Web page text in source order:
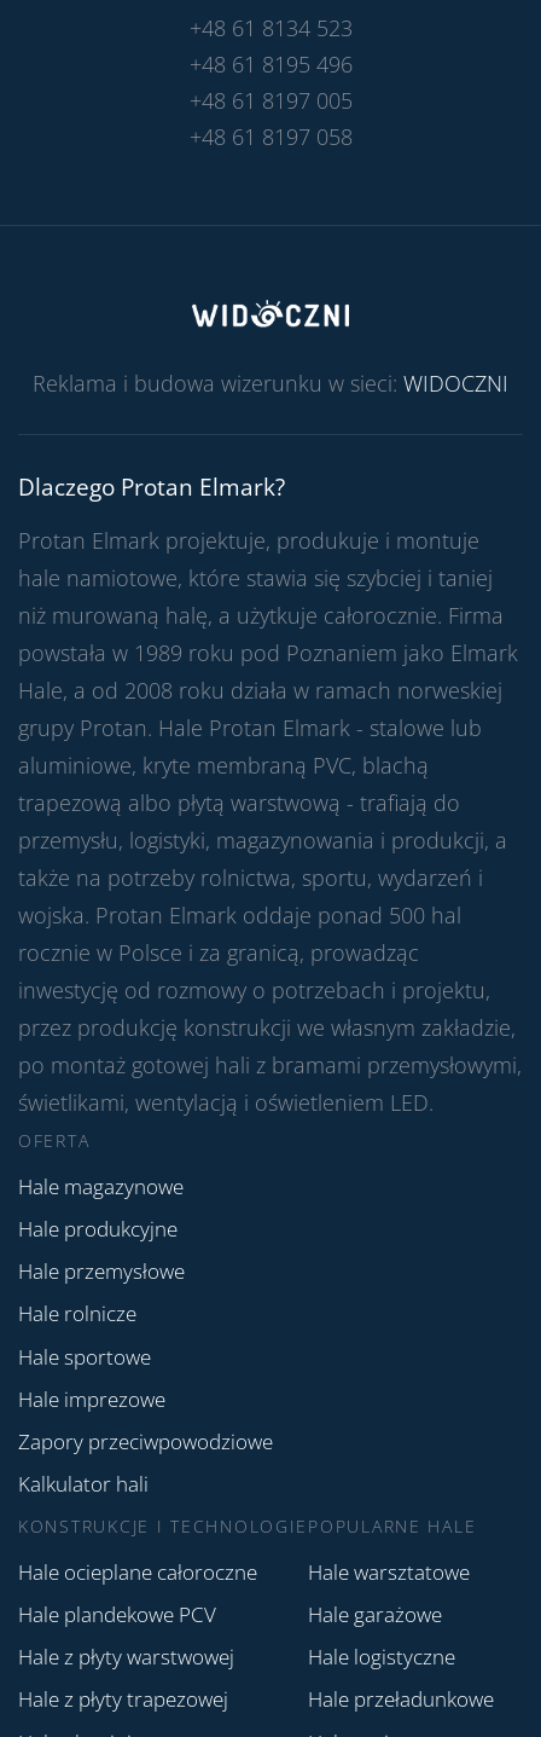
+48 61 8134 523
+48 61 8195 496
+48 61 8197 005
+48 61 8197 058
Reklama i budowa wizerunku w sieci: WIDOCZNI
Dlaczego Protan Elmark?
Protan Elmark projektuje, produkuje i montuje
hale namiotowe, które stawia się szybciej i taniej
niż murowaną halę, a użytkuje całorocznie. Firma
powstała w 1989 roku pod Poznaniem jako Elmark
Hale, a od 2008 roku działa w ramach norweskiej
grupy Protan. Hale Protan Elmark - stalowe lub
aluminiowe, kryte membraną PVC, blachą
trapezową albo płytą warstwową - trafiają do
przemysłu, logistyki, magazynowania i produkcji, a
także na potrzeby rolnictwa, sportu, wydarzeń i
wojska. Protan Elmark oddaje ponad 500 hal
rocznie w Polsce i za granicą, prowadząc
inwestycję od rozmowy o potrzebach i projektu,
przez produkcję konstrukcji we własnym zakładzie,
po montaż gotowej hali z bramami przemysłowymi,
świetlikami, wentylacją i oświetleniem LED.
OFERTA
Hale magazynowe
Hale produkcyjne
Hale przemysłowe
Hale rolnicze
Hale sportowe
Hale imprezowe
Zapory przeciwpowodziowe
Kalkulator hali
KONSTRUKCJE I TECHNOLOGIE
Hale ocieplane całoroczne
Hale plandekowe PCV
Hale z płyty warstwowej
Hale z płyty trapezowej
POPULARNE HALE
Hale warsztatowe
Hale garażowe
Hale logistyczne
Hale przeładunkowe